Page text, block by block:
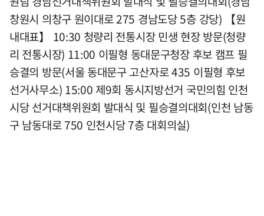
창원시 의창구 원이대로 275 경남도당 5층 강당) 【원
내대표】 10:30 청량리 전통시장 민생 현장 방문(청량
리 전통시장) 11:00 이필형 동대문구청장 후보 캠프 필
승결의 방문(서울 동대문구 고산자로 435 이필형 후보
선거사무소) 15:00 제9회 동시지방선거 국민의힘 인천
시당 선거대책위원회 발대식 및 필승결의대회(인천 남동
구 남동대로 750 인천시당 7층 대회의실)